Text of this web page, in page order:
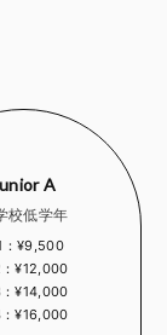
A
校低学年
：¥9,500
¥12,000
¥14,000
¥16,000